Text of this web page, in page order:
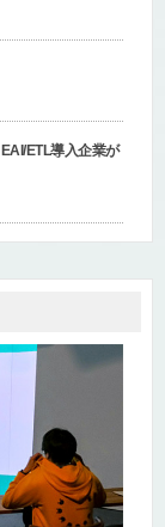
EAI/ETL導入企業が